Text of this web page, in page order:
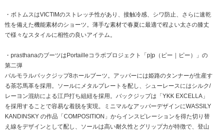
・ボトムスはVICTIMのストレッチ性があり、接触冷感、シワ防止、さらに速乾
性を備えた機能素材のショーツ。薄手な素材で春夏に最適で程よい太さの膝丈
で様々なスタイルに相性の良いアイテム。
・prasthanaのブーツはPortailleコラボプロジェクト「p|p（ピー｜ピー）」の
第二弾
バルモラルバックジップ8ホールブーツ。アッパーには姫路のタンナーが⽣産す
る茶芯⾺⾰を採⽤。ソールにメタルプレートを配し、シューレースにはシルク/
レーヨン混紡による江⼾打ち組紐を採⽤。バックジップは「YKK EXCELLA」
を採用することで容易な着脱を実現。ミニマルなアッパーデザインにWASSILY
KANDINSKY の作品「COMPOSITION」からインスピレーションを得た切り替
え線をデザインとして配し、ソールは高い耐久性とグリップ力が特徴で、登山